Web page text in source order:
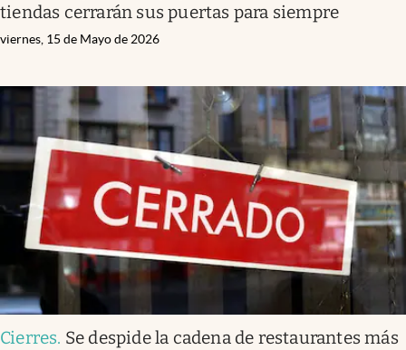
tiendas cerrarán sus puertas para siempre
viernes, 15 de Mayo de 2026
Cierres. Se despide la cadena de restaurantes más